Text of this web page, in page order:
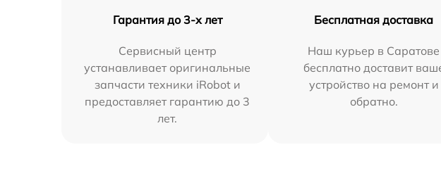
Гарантия до 3-х лет
Сервисный центр
устанавливает оригинальные
запчасти техники iRobot и
предоставляет гарантию до 3
лет.
Бесплатная доставка
Наш курьер в Саратове
бесплатно доставит
устройство на ремонт и
обратно.